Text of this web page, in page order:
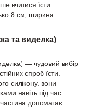
вчитися їсти
8 см, ширина
та виделка)
— чудовий вибір
спроб їсти.
силікону, вони
навіть під час
допомагає